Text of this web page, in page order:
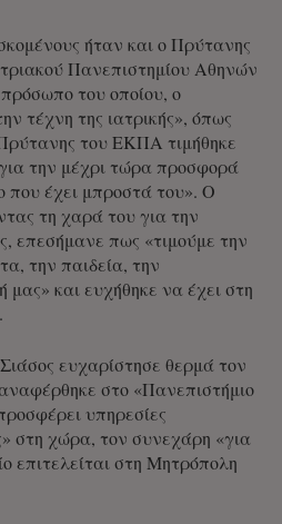
ήταν και ο Πρύτανης
Πανεπιστημίου Αθηνών
του οποίου, ο
τέχνη της ιατρικής», όπως
του ΕΚΠΑ τιμήθηκε
την μέχρι τώρα προσφορά
που έχει μπροστά του». Ο
τη χαρά του για την
επεσήμανε πως «τιμούμε την
την παιδεία, την
και ευχήθηκε να έχει στη
ευχαρίστησε θερμά τον
στο «Πανεπιστήμιο
υπηρεσίες
στη χώρα, τον συνεχάρη «για
επιτελείται στη Μητρόπολη